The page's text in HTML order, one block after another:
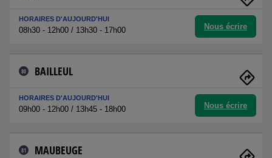
HORAIRES D'AUJOURD'HUI
08h30 - 12h00 / 13h30 - 17h00 Nous écrire
80 BAILLEUL
HORAIRES D'AUJOURD'HUI
09h00 - 12h00 / 13h45 - 18h00 Nous écrire
81 MAUBEUGE